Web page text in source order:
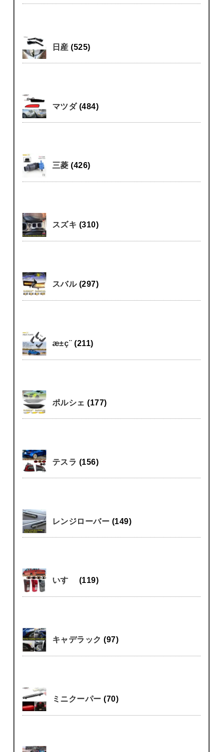
日産(525)
マツダ (484)
三菱(426)
スズキ (310)
スバル (297)
æ±ç¨(211)
ポルシェ(177)
テスラ (156)
レンジローバー (149)
いすゞ (119)
キャデラック(97)
ミニクーパー(70)